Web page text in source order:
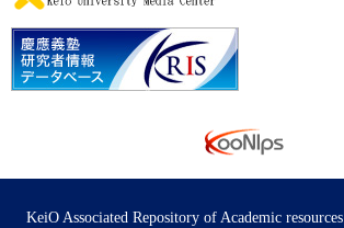
KeiO Associated Repository of Academic